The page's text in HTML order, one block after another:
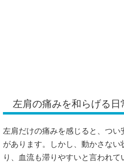
左肩の痛みを和らげる日
左肩だけの痛みを感じると、つい
があります。しかし、動かさな
り、血流も滞りやすいと言われ